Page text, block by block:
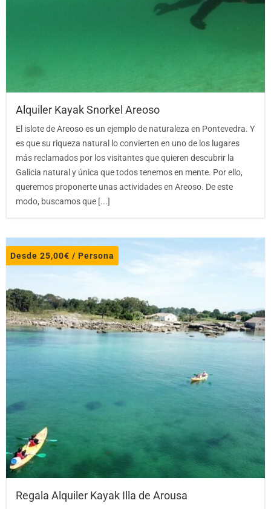
Alquiler Kayak Snorkel Areoso
El islote de Areoso es un ejemplo de naturaleza en Pontevedra. Y
es que su riqueza natural lo convierten en uno de los lugares
más reclamados por los visitantes que quieren descubrir la
Galicia natural y única que todos tenemos en mente. Por ello,
queremos proponerte unas actividades en Areoso. De este
modo, buscamos que [...]
Desde 25,00€ / Persona
Regala Alquiler Kayak Illa de Arousa